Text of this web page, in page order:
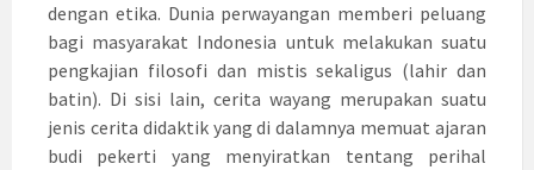
dengan etika. Dunia perwayangan memberi peluang
bagi masyarakat Indonesia untuk melakukan suatu
pengkajian filosofi dan mistis sekaligus (lahir dan
batin). Di sisi lain, cerita wayang merupakan suatu
jenis cerita didaktik yang di dalamnya memuat ajaran
budi pekerti yang menyiratkan tentang perihal